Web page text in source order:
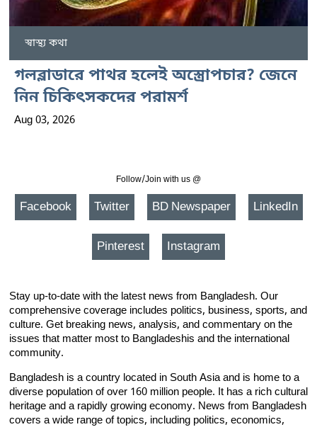
স্বাস্থ্য কথা
গলব্লাডারে পাথর হলেই অস্ত্রোপচার? জেনে
নিন চিকিৎসকদের পরামর্শ
Aug 03, 2026
Follow/Join with us @
Facebook Twitter BD Newspaper LinkedIn
Pinterest Instagram
Stay up-to-date with the latest news from Bangladesh. Our
comprehensive coverage includes politics, business, sports, and
culture. Get breaking news, analysis, and commentary on the
issues that matter most to Bangladeshis and the international
community.
Bangladesh is a country located in South Asia and is home to a
diverse population of over 160 million people. It has a rich cultural
heritage and a rapidly growing economy. News from Bangladesh
covers a wide range of topics, including politics, economics,